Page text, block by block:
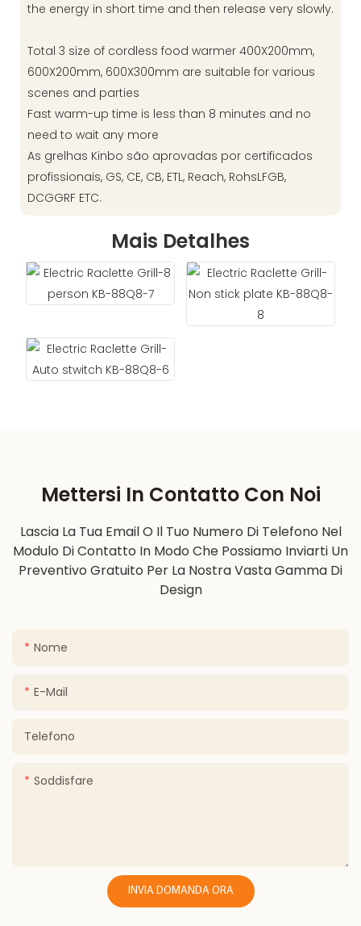
the energy in short time and then release very slowly.
Total 3 size of cordless food warmer 400X200mm,
600X200mm, 600X300mm are suitable for various
scenes and parties
Fast warm-up time is less than 8 minutes and no
need to wait any more
As grelhas Kinbo são aprovadas por certificados
profissionais, GS, CE, CB, ETL, Reach, RohsLFGB,
DCGGRF ETC.
Mais Detalhes
Mettersi In Contatto Con Noi
Lascia La Tua Email O Il Tuo Numero Di Telefono Nel
Modulo Di Contatto In Modo Che Possiamo Inviarti Un
Preventivo Gratuito Per La Nostra Vasta Gamma Di
Design
Nome
E-Mail
Telefono
Soddisfare
INVIA DOMANDA ORA